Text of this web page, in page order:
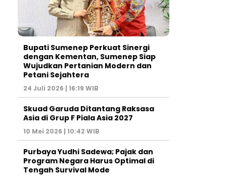
Bupati Sumenep Perkuat Sinergi
dengan Kementan, Sumenep Siap
Wujudkan Pertanian Modern dan
Petani Sejahtera
24 Juli 2026 | 16:19 WIB
Skuad Garuda Ditantang Raksasa
Asia di Grup F Piala Asia 2027
10 Mei 2026 | 10:42 WIB
Purbaya Yudhi Sadewa; Pajak dan
Program Negara Harus Optimal di
Tengah Survival Mode